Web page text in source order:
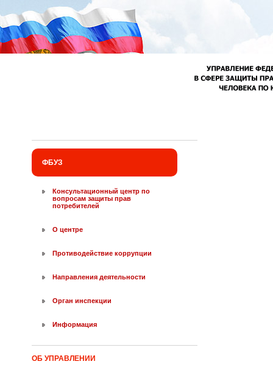
Перейти к основному содержанию
ФБУЗ
Консультационный центр по
вопросам защиты прав
потребителей
О центре
Противодействие коррупции
Направления деятельности
Орган инспекции
Информация
ОБ УПРАВЛЕНИИ